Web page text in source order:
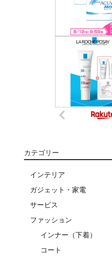
カテゴリー
インテリア
ガジェット・家電
サービス
ファッション
インナー（下着）
コート